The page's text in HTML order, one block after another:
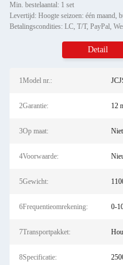
Min. bestelaantal: 1 set
Levertijd: Hoogte seizoen: één maand,
Betalingscondities: LC, T/T, PayPal,
Detail
1Model nr.:
2Garantie: 12
3Op maat:
4Voorwaarde:
5Gewicht:
6Frequentieomrekening: 0-
7Transportpakket:
8Specificatie: